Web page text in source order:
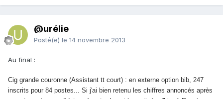
@urélie
Posté(e) le 14 novembre 2013
Au final :
Cig grande couronne (Assistant tt court) : en externe option bib, 247
inscrits pour 84 postes... Si j'ai bien retenu les chiffres annoncés après